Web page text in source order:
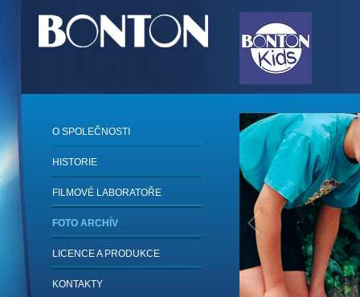
O SPOLEČNOSTI
HISTORIE
FILMOVÉ LABORATOŘE
FOTO ARCHÍV
LICENCE A PRODUKCE
KONTAKTY